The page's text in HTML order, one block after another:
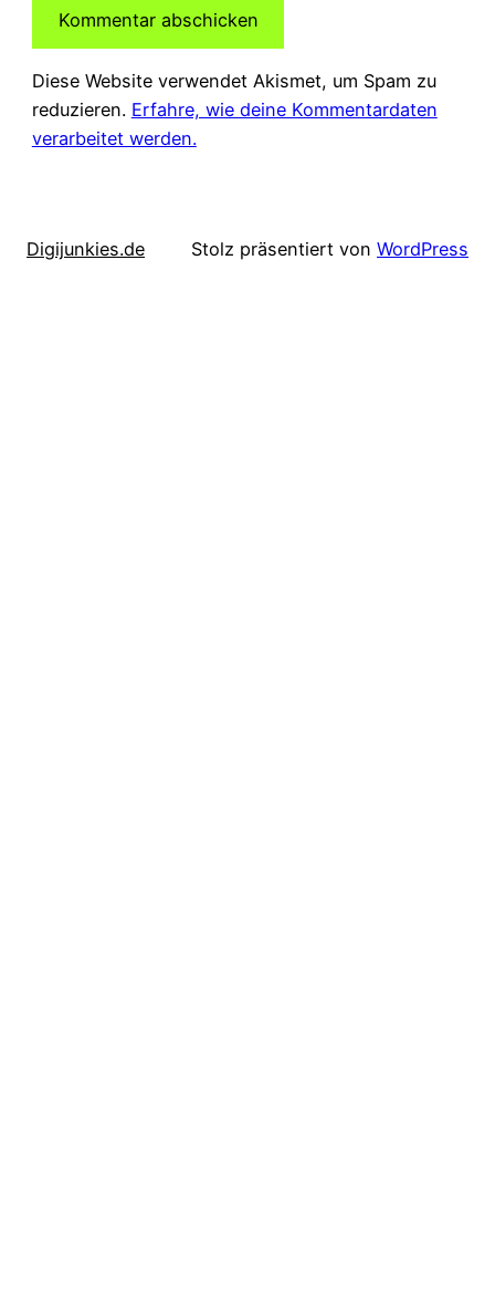
Diese Website verwendet Akismet, um Spam zu
reduzieren. Erfahre, wie deine Kommentardaten
verarbeitet werden.
Digijunkies.de Stolz präsentiert von WordPress